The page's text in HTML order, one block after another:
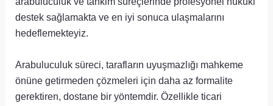
destek sağlamakta ve en iyi sonuca ulaşmalarını
hedeflemekteyiz.
Arabuluculuk süreci, tarafların uyuşmazlığı mahkeme
önüne getirmeden çözmeleri için daha az formalite
gerektiren, dostane bir yöntemdir. Özellikle ticari